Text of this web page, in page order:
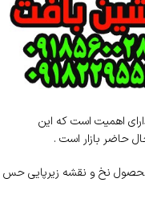
اهمیت است که این
حاضر بازار است .
نخ و نقشه زیرپایی حس